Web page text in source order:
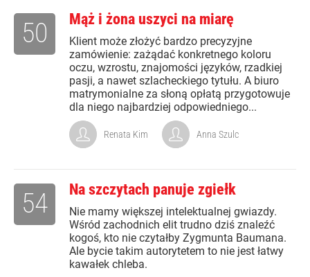
Mąż i żona uszyci na miarę
Klient może złożyć bardzo precyzyjne
zamówienie: zażądać konkretnego koloru
oczu, wzrostu, znajomości języków, rzadkiej
pasji, a nawet szlacheckiego tytułu. A biuro
matrymonialne za słoną opłatą przygotowuje
dla niego najbardziej odpowiedniego...
50
Renata Kim Anna Szulc
Na szczytach panuje zgiełk
Nie mamy większej intelektualnej gwiazdy.
Wśród zachodnich elit trudno dziś znaleźć
kogoś, kto nie czytałby Zygmunta Baumana.
Ale bycie takim autorytetem to nie jest łatwy
kawałek chleba.
54